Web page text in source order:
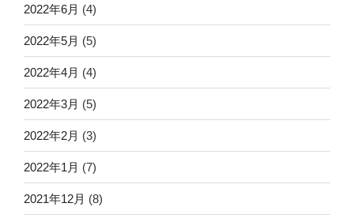
2022年6月 (4)
2022年5月 (5)
2022年4月 (4)
2022年3月 (5)
2022年2月 (3)
2022年1月 (7)
2021年12月 (8)